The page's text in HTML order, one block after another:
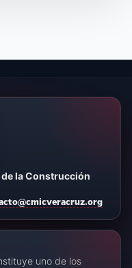
la Construcción
uno de los